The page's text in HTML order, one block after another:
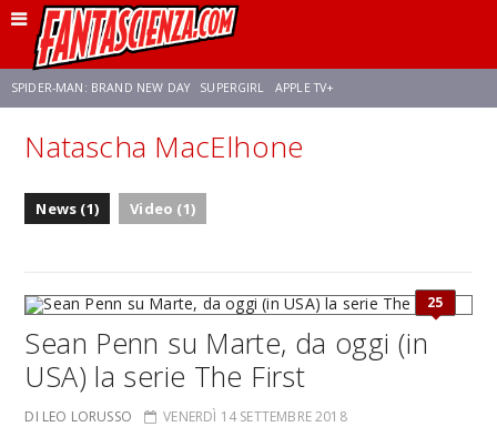
SPIDER-MAN: BRAND NEW DAY SUPERGIRL APPLE TV+
FRANCO RICCIARDIELLO ZENDAYA AVENGERS: DOOMSDAY
Natascha MacElhone
News (1) Video (1)
25
Sean Penn su Marte, da oggi (in
USA) la serie The First
DI LEO LORUSSO VENERDÌ 14 SETTEMBRE 2018